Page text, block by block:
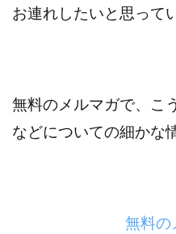
お連れしたいと思って
無料のメルマガで、こ
などについての細かな
無料の